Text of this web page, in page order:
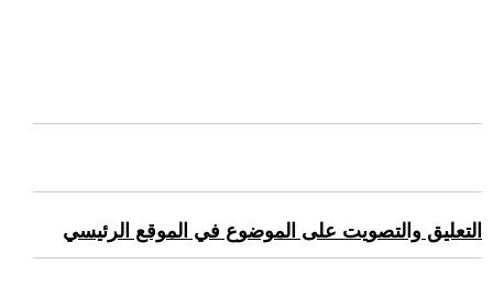
التعليق والتصويت على الموضوع في الموقع الرئيسي